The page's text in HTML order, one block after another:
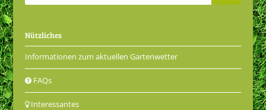
Nützliches
Informationen zum aktuellen Gartenwetter
FAQs
Interessantes